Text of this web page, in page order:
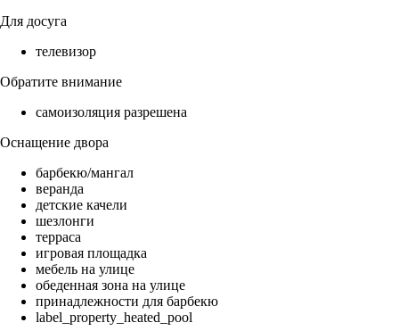
Для досуга
телевизор
Обратите внимание
самоизоляция разрешена
Оснащение двора
барбекю/мангал
веранда
детские качели
шезлонги
терраса
игровая площадка
мебель на улице
обеденная зона на улице
принадлежности для барбекю
label_property_heated_pool